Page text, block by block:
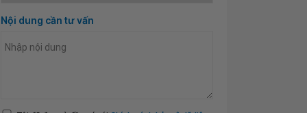
Nội dung cần tư vấn